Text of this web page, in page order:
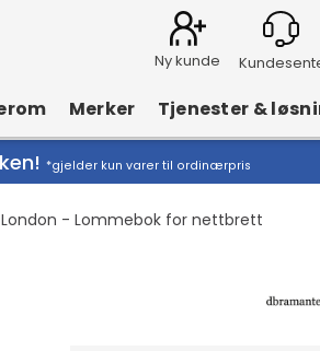
Ny kunde
Merker Tjenester &
*gjelder kun varer til ordinærpris
- Lommebok for nettbrett